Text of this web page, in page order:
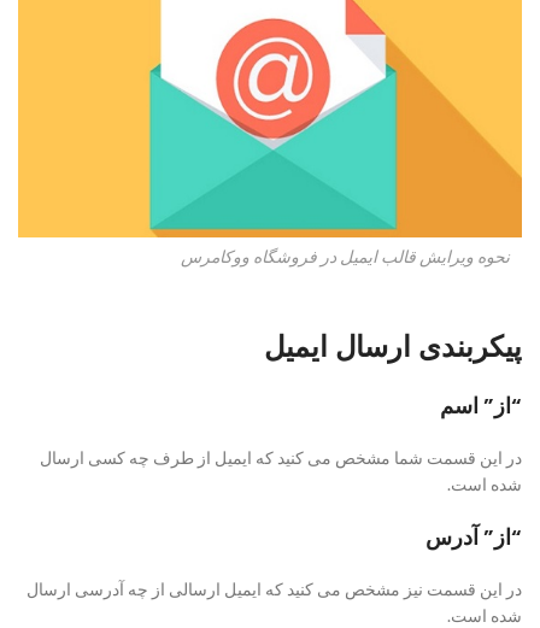
نحوه ویرایش قالب ایمیل در فروشگاه ووکامرس
پیکربندی ارسال ایمیل
“از” اسم
در این قسمت شما مشخص می کنید که ایمیل از طرف چه کسی ارسال
شده است.
“از” آدرس
در این قسمت نیز مشخص می کنید که ایمیل ارسالی از چه آدرسی ارسال
شده است.